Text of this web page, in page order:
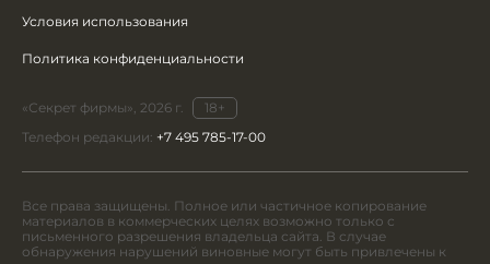
Условия использования
Политика конфиденциальности
«Секрет фирмы», 2026 г.
18+
Телефон редакции: +7 495 785-17-00
Все права защищены. Полное или частичное копирование
материалов в коммерческих целях возможно только с
письменного разрешения владельца сайта. В случае
обнаружения нарушений виновные могут быть привлечены к